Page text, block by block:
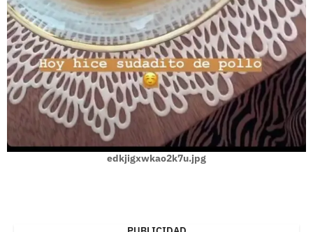
edkjigxwkao2k7u.jpg